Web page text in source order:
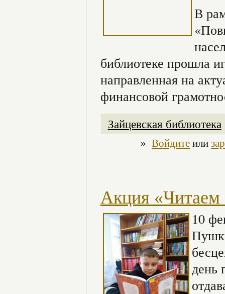
В
библиотеке прошла
направленная на
финансовой
Зайцевская библиотека
» Войдитеили
Акция «Читаем
10
день